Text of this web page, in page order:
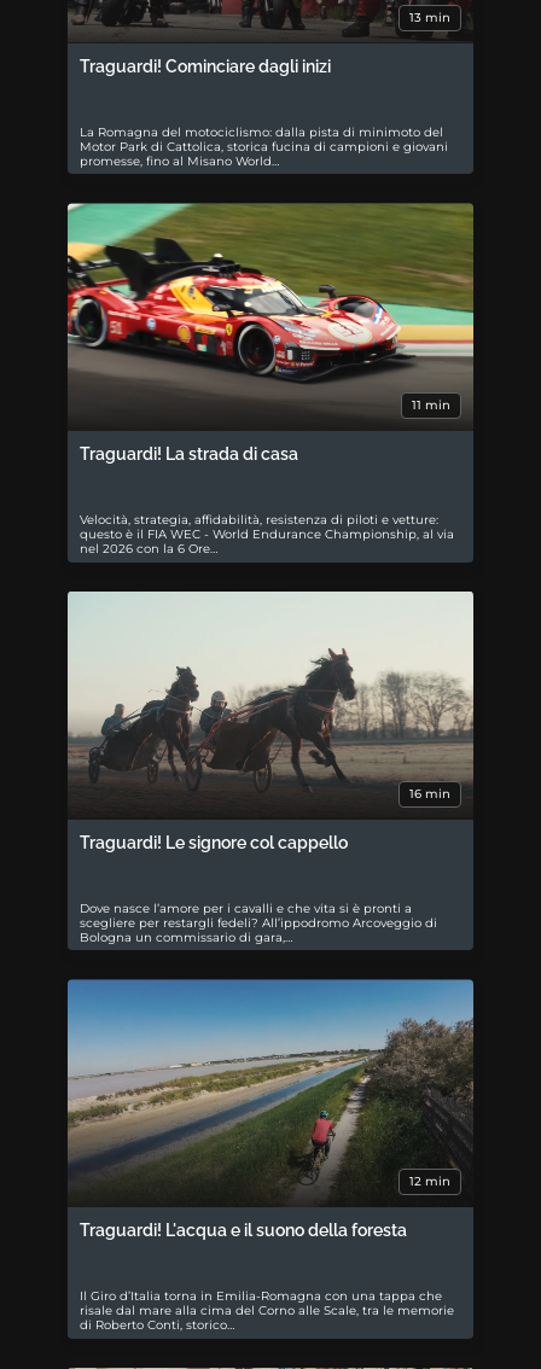
13 min
Traguardi! Cominciare dagli inizi
La Romagna del motociclismo: dalla pista di minimoto del
Motor Park di Cattolica, storica fucina di campioni e giovani
promesse, fino al Misano World…
11 min
Traguardi! La strada di casa
Velocità, strategia, affidabilità, resistenza di piloti e vetture:
questo è il FIA WEC - World Endurance Championship, al via
nel 2026 con la 6 Ore…
16 min
Traguardi! Le signore col cappello
Dove nasce l’amore per i cavalli e che vita si è pronti a
scegliere per restargli fedeli? All’ippodromo Arcoveggio di
Bologna un commissario di gara,…
12 min
Traguardi! L'acqua e il suono della foresta
Il Giro d’Italia torna in Emilia-Romagna con una tappa che
risale dal mare alla cima del Corno alle Scale, tra le memorie
di Roberto Conti, storico…